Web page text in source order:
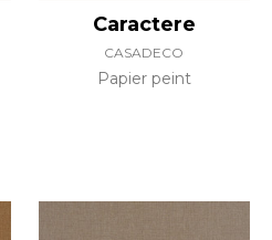
Caractere
CASADECO
Papier peint